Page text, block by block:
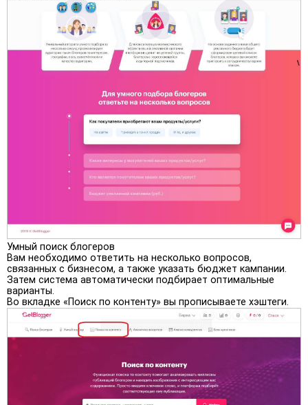
Умный поиск блогеров
Вам необходимо ответить на несколько вопросов,
связанных с бизнесом, а также указать бюджет кампании.
Затем система автоматически подбирает оптимальные
варианты.
Во вкладке «Поиск по контенту» вы прописываете хэштеги.